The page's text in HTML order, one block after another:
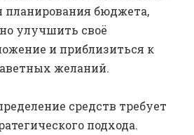
бюджета,
улучшить своё
и приблизиться к
желаний.
средств требует
подхода.